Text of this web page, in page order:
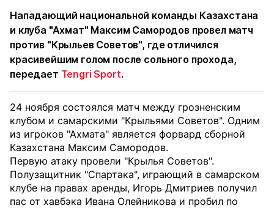
Нападающий национальной команды Казахстана
и клуба "Ахмат" Максим Самородов провел матч
против "Крыльев Советов", где отличился
красивейшим голом после сольного прохода,
передает Tengri Sport.
24 ноября состоялся матч между грозненским
клубом и самарскими "Крыльями Советов". Одним
из игроков "Ахмата" является форвард сборной
Казахстана Максим Самородов.
Первую атаку провели "Крылья Советов".
Полузащитник "Спартака", играющий в самарском
клубе на правах аренды, Игорь Дмитриев получил
пас от хавбэка Ивана Олейникова и пробил по